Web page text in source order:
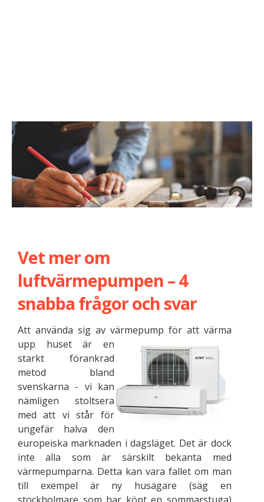
Vet mer om
luftvärmepumpen – 4
snabba frågor och svar
Att använda sig av värmepump för att värma
upp huset är en
starkt förankrad
metod bland
svenskarna - vi kan
nämligen stoltsera
med att vi står för
ungefär halva den
europeiska marknaden i dagsläget. Det är dock
inte alla som är särskilt bekanta med
värmepumparna. Detta kan vara fallet om man
till exempel är ny husägare (säg en